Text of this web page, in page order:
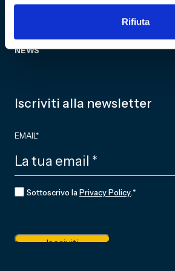
Rifiuta
Partner
NEWS
Iscriviti alla newsletter
EMAIL*
CONSENSO*
Sottoscrivo laPrivacy Policy.*
Iscriviti